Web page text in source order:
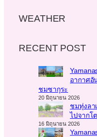
WEATHER
RECENT POST
อากาศอั
ชมซากุระ
20 มิถุนายน 2026
ชมทุ่งลา
ไปจากโ
16 มิถุนายน 2026